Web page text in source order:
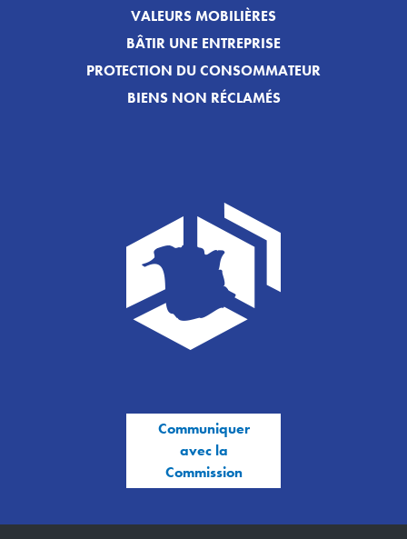
VALEURS MOBILIÈRES
BÂTIR UNE ENTREPRISE
PROTECTION DU CONSOMMATEUR
BIENS NON RÉCLAMÉS
Communiquer
avec la
Commission